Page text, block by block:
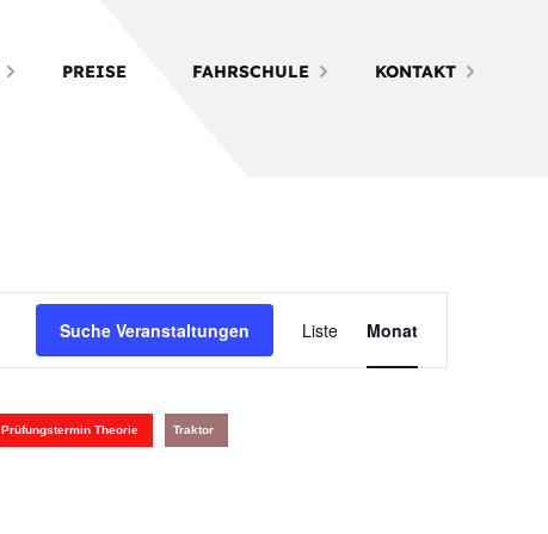
PREISE FAHRSCHULE KONTAKT
Suche Veranstaltungen
Ansichten-
Liste Monat
Prüfungstermin Theorie Traktor